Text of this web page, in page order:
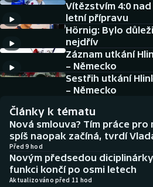
Cyklistika
DALŠÍ SPORTY
Americký fotbal
Baseball a softbal
Basketbal
Biatlon
Boby a skeleton
NEPŘEHLÉDNĚTE
Historické návraty
Aplikace ČT sport
AZ kvíz
Vítězstvím 4:0
letní přípravu
Hörnig: Bylo
nejdřív
Záznam utkání
– Německo
Sestřih utkání
– Německo
Články k tématu
Nová smlouva? Tím práce pro
spíš naopak začíná, tvrdí
Před 9 hod
Novým předsedou
funkci končí po osmi letech
Aktualizováno před 11 hod